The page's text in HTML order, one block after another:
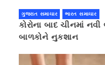
ગુજરાત સમાચાર ભારત સમાચાર
કોરોના બાદ ચીનમાં નવી
બાળકોને નુકશાન